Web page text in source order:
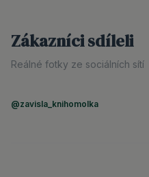
Zákazníci sdíleli
Reálné fotky ze sociálních sítí
@zavisla_knihomolka